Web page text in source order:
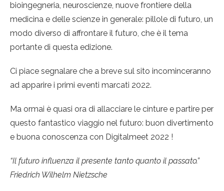
bioingegneria, neuroscienze, nuove frontiere della
medicina e delle scienze in generale: pillole di futuro, un
modo diverso di affrontare il futuro, che è il tema
portante di questa edizione.
Ci piace segnalare che a breve sul sito incominceranno
ad apparire i primi eventi marcati 2022.
Ma ormai è quasi ora di allacciare le cinture e partire per
questo fantastico viaggio nel futuro: buon divertimento
e buona conoscenza con Digitalmeet 2022 !
“Il futuro influenza il presente tanto quanto il passato.”
Friedrich Wilhelm Nietzsche